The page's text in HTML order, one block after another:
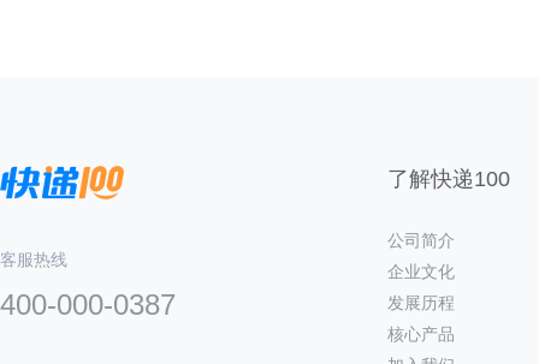
客服热线
400-000-0387
了解快递100
公司简介
企业文化
发展历程
核心产品